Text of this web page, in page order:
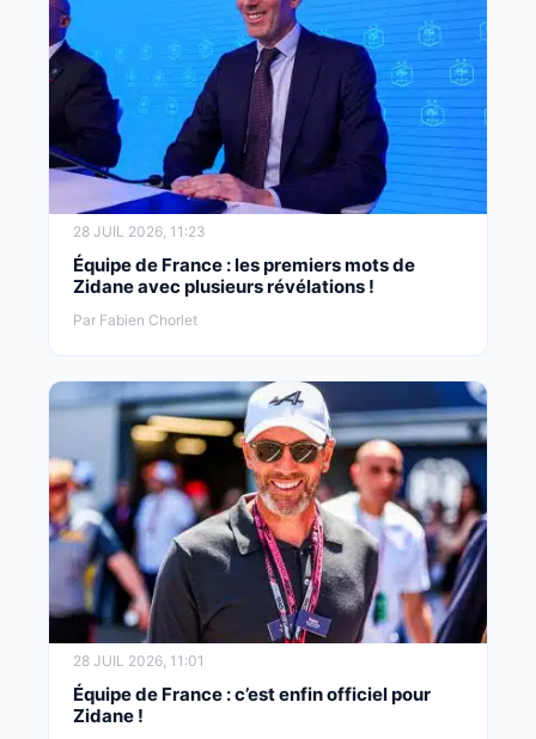
28 JUIL 2026, 11:23
Équipe de France : les premiers mots de
Zidane avec plusieurs révélations !
Par Fabien Chorlet
28 JUIL 2026, 11:01
Équipe de France : c’est enfin officiel pour
Zidane !